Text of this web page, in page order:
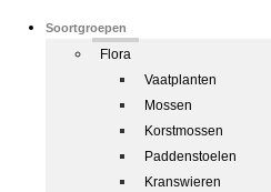
Soortgroepen
Flora
Vaatplanten
Mossen
Korstmossen
Paddenstoelen
Kranswieren